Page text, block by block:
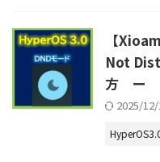
【
Not
方 ー
2025/12/